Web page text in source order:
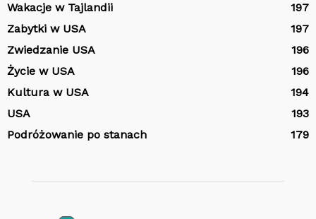
Wakacje w Tajlandii
197
Zabytki w USA
197
Zwiedzanie USA
196
Życie w USA
196
Kultura w USA
194
USA
193
Podróżowanie po stanach
179